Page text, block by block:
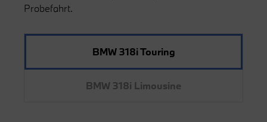
Probefahrt.
BMW 318i Touring
BMW 318i Limousine